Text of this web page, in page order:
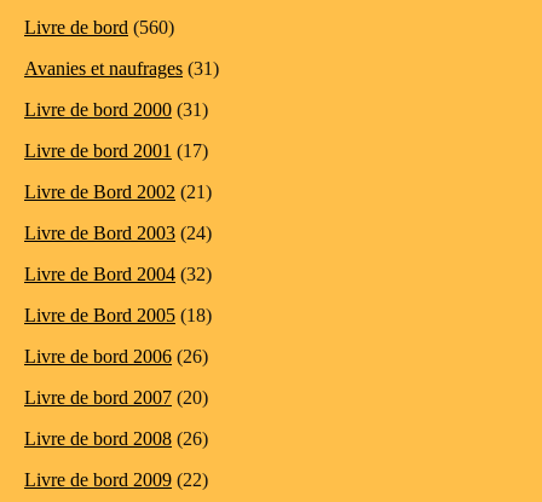
Livre de bord (560)
Avanies et naufrages (31)
Livre de bord 2000 (31)
Livre de bord 2001 (17)
Livre de Bord 2002 (21)
Livre de Bord 2003 (24)
Livre de Bord 2004 (32)
Livre de Bord 2005 (18)
Livre de bord 2006 (26)
Livre de bord 2007 (20)
Livre de bord 2008 (26)
Livre de bord 2009 (22)